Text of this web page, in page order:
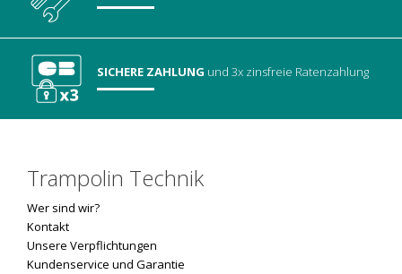
SICHERE ZAHLUNG und 3x zinsfreie Ratenzahlung
Trampolin Technik
Wer sind wir?
Kontakt
Unsere Verpflichtungen
Kundenservice und Garantie